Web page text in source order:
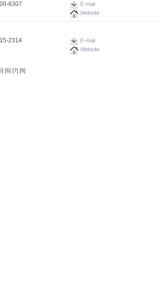
6307
E-mail
Website
2314
E-mail
Website
[6] [7] [8]